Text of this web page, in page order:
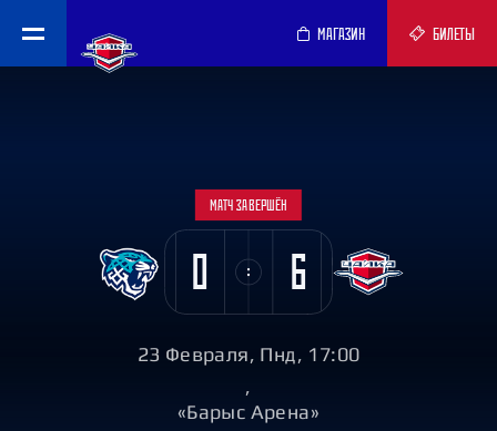
МАГАЗИН БИЛЕТЫ
МАТЧ ЗАВЕРШЁН
0 6
23 Февраля, Пнд, 17:00
,
«Барыс Арена»